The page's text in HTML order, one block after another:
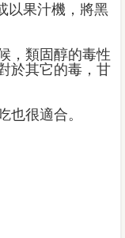
以果汁機，將黑
，類固醇的毒性
於其它的毒，甘
也很適合。